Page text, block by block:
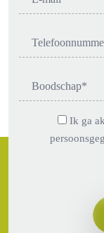
Ik ga